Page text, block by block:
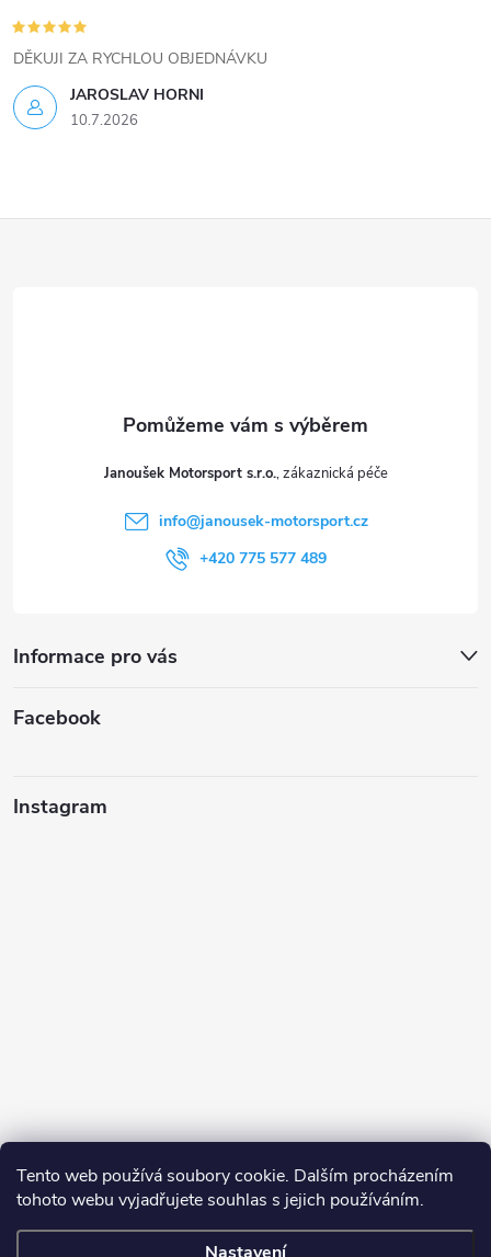
Tento web používá soubory cookie. Dalším procházením
tohoto webu vyjadřujete souhlas s jejich používáním.
JAROSLAV HORNI
10.7.2026
DĚKUJI ZA RYCHLOU OBJEDNÁVKU
Janoušek Motorsport s.r.o.
info@janousek-motorsport.cz
+420 775 577 489
Informace pro vás
Facebook
Instagram
Sledovat na Instagramu